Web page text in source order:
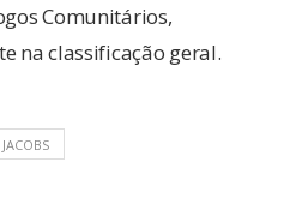
Comunitários,
na classificação geral.
JACOBS